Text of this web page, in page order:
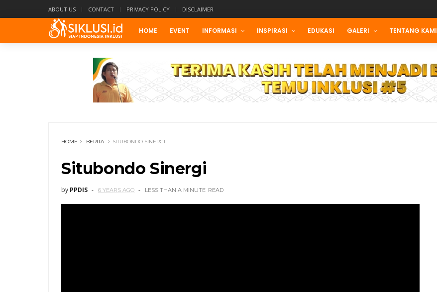
ABOUT US CONTACT PRIVACY POLICY DISCLAIMER
HOME EVENT INFORMASI INSPIRASI EDUKASI GALERI TENTANG KAMI
HOME BERITA SITUBONDO SINERGI
Situbondo Sinergi
by PPDIS 6 YEARS AGO LESS THAN A MINUTE READ